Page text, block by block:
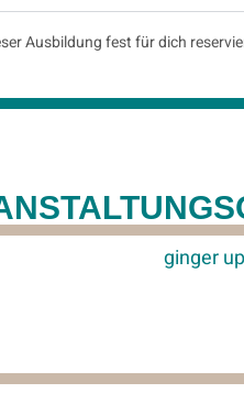
Ausbildung fest für dich
ginger up